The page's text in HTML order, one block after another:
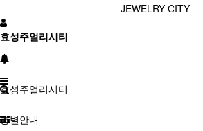
JEWELRY CITY
효성주얼리시티
효성주얼리시티
층별안내